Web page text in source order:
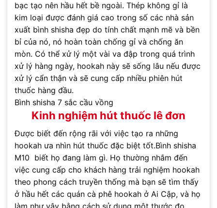
bạc tạo nên hầu hết bề ngoài. Thép không gỉ là
kim loại được đánh giá cao trong số các nhà sản
xuất bình shisha đẹp do tính chất mạnh mẽ và bền
bỉ của nó, nó hoàn toàn chống gỉ và chống ăn
mòn. Có thể xử lý một vài va đập trong quá trình
xử lý hàng ngày, hookah này sẽ sống lâu nếu được
xử lý cẩn thận và sẽ cung cấp nhiều phiên hút
thuốc hàng đầu.
Bình shisha 7 sắc cầu vồng
Kinh nghiệm hút thuốc lê đơn
Được biết đến rộng rãi với việc tạo ra những
hookah ưa nhìn hút thuốc đặc biệt tốt.Bình shisha
M10 biết họ đang làm gì. Họ thường nhắm đến
việc cung cấp cho khách hàng trải nghiệm hookah
theo phong cách truyền thống mà bạn sẽ tìm thấy
ở hầu hết các quán cà phê hookah ở Ai Cập, và họ